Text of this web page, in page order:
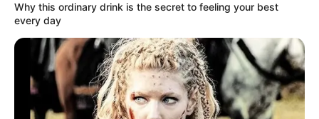
(foto: instagram/emtdesign)
7. Sukulen dua warna boleh juga ya
Why this ordinary drink is the secret to feeling your best
every day